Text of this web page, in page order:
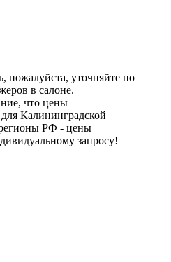
пожалуйста, уточняйте по
в салоне.
что цены
Калининградской
регионы РФ - цены
запросу!